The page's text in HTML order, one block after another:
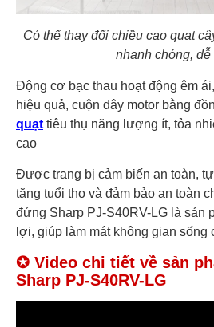
Có thể thay đổi chiều cao quạt
nhanh chóng, dễ
Động cơ bạc thau hoạt động êm
hiệu quả, cuộn dây motor bằng
quạt tiêu thụ năng lượng ít, tỏa
cao
Được trang bị cảm biến an toàn,
tăng tuổi thọ và đảm bảo an toàn
đứng Sharp PJ-S40RV-LG là sản
lợi, giúp làm mát không gian sống
✪ Video chi tiết về sản
Sharp PJ-S40RV-LG